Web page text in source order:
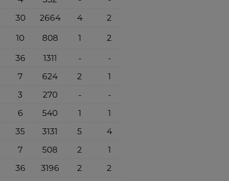
30 2664 4
2
10 808 1
2
36 1311 -
-
7 624 2
1
3 270 -
-
6 540 1
1
35 3131 5
4
7 508 2
1
36 3196 2
2